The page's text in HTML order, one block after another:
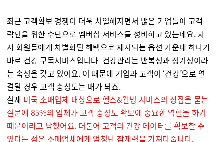
최근 고객확보 경쟁이 더욱 치열해지면서 많은 기업들이 고객
락인을 위한 수단으로 멤버십 서비스를 정비하고 있는데요. 자
사 회원들에게 차별화된 혜택으로 제시되는 옵션 가운데 하나가
바로 건강 구독서비스입니다. 건강관리는 반복성과 정기성이라
는 속성을 갖고 있어요. 이 때문에 기업과 고객이 ‘건강’으로 연
결될 경우 고객 충성도는 배가 되죠.
실제 미국 소매업체 대상으로 헬스&웰빙 서비스의 장점을 묻는
질문에 85%의 업체가 고객 충성도 확보에 중요한 역할을 하기
때문이라고 답했어요. 더불어 고객의 건강 데이터를 확보할 수
있다는 점은 소매업체에게 엄청난 잠재력을 가져다줍니다.